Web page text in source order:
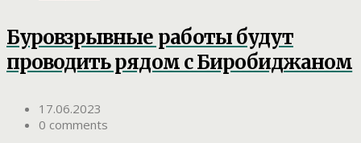
Буровзрывные работы будут
проводить рядом с Биробиджаном
17.06.2023
0 comments